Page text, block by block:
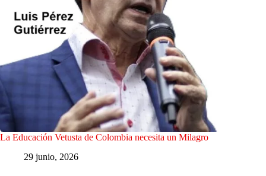
La Educación Vetusta de Colombia necesita un Milagro
29 junio, 2026